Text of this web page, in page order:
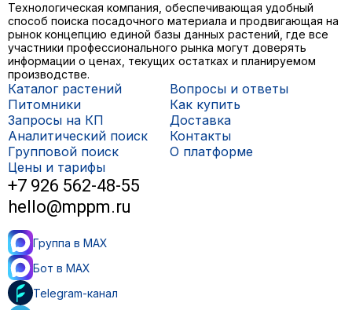
Технологическая компания, обеспечивающая удобный
способ поиска посадочного материала и продвигающая на
рынок концепцию единой базы данных растений, где все
участники профессионального рынка могут доверять
информации о ценах, текущих остатках и планируемом
производстве.
Каталог растений
Питомники
Запросы на КП
Аналитический поиск
Групповой поиск
Цены и тарифы
Вопросы и ответы
Как купить
Доставка
Контакты
О платформе
+7 926 562-48-55
hello@mppm.ru
Группа в MAX
Бот в MAX
Telegram-канал